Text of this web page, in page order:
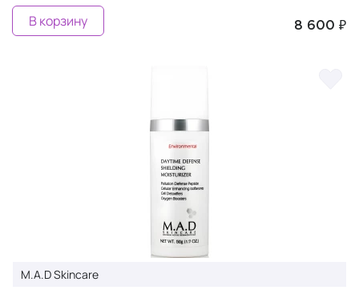
8 600 ₽
В корзину
M.A.D Skincare